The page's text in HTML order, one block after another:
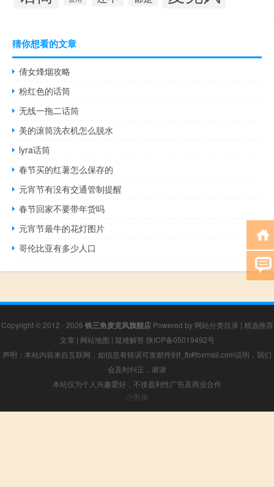
猜你想看的文章
倩女烽烟攻略
粉红色的话筒
无线一拖二话筒
美的滚筒洗衣机怎么脱水
lyra话筒
春节买的红薯怎么保存的
元宵节有没有交通管制提醒
春节回家不要带年货吗
元宵节最牛的花灯图片
哥伦比亚有多少人口
Copyright © 2012 - 2026 铁三角麦克风旗舰店Powered by 网站分类目录 | 精选推荐
文章 | 网站地图 | 疑难解答 陕ICP备05019492号
声明：本站内容来自互联网，如信息有错误可发邮件到f_fb#foxmail.com说明，我们
会及时纠正，谢谢
本站仅为个人兴趣爱好，不接盈利性广告及商业合作
小男孩